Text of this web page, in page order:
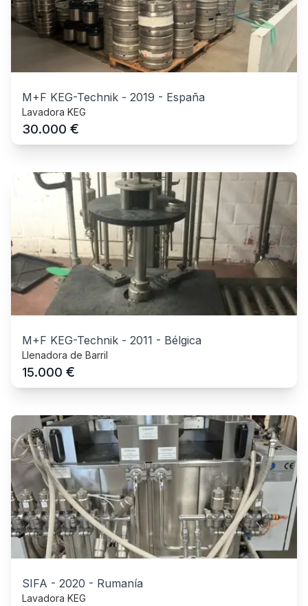
M+F KEG-Technik - 2019 - España
Lavadora KEG
30.000 €
M+F KEG-Technik - 2011 - Bélgica
Llenadora de Barril
15.000 €
SIFA - 2020 - Rumanía
Lavadora KEG